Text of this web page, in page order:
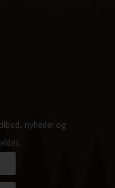
nyheder og